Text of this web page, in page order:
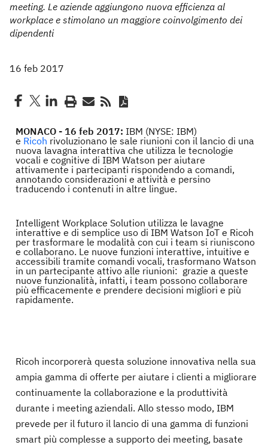
meeting. Le aziende aggiungono nuova efficienza al
workplace e stimolano un maggiore coinvolgimento dei
dipendenti
16 feb 2017
MONACO - 16 feb 2017: IBM (NYSE: IBM)
e Ricoh rivoluzionano le sale riunioni con il lancio di una
nuova lavagna interattiva che utilizza le tecnologie
vocali e cognitive di IBM Watson per aiutare
attivamente i partecipanti rispondendo a comandi,
annotando considerazioni e attività e persino
traducendo i contenuti in altre lingue.
Intelligent Workplace Solution utilizza le lavagne
interattive e di semplice uso di IBM Watson IoT e Ricoh
per trasformare le modalità con cui i team si riuniscono
e collaborano. Le nuove funzioni interattive, intuitive e
accessibili tramite comandi vocali, trasformano Watson
in un partecipante attivo alle riunioni: grazie a queste
nuove funzionalità, infatti, i team possono collaborare
più efficacemente e prendere decisioni migliori e più
rapidamente.
Ricoh incorporerà questa soluzione innovativa nella sua
ampia gamma di offerte per aiutare i clienti a migliorare
continuamente la collaborazione e la produttività
durante i meeting aziendali. Allo stesso modo, IBM
prevede per il futuro il lancio di una gamma di funzioni
smart più complesse a supporto dei meeting, basate